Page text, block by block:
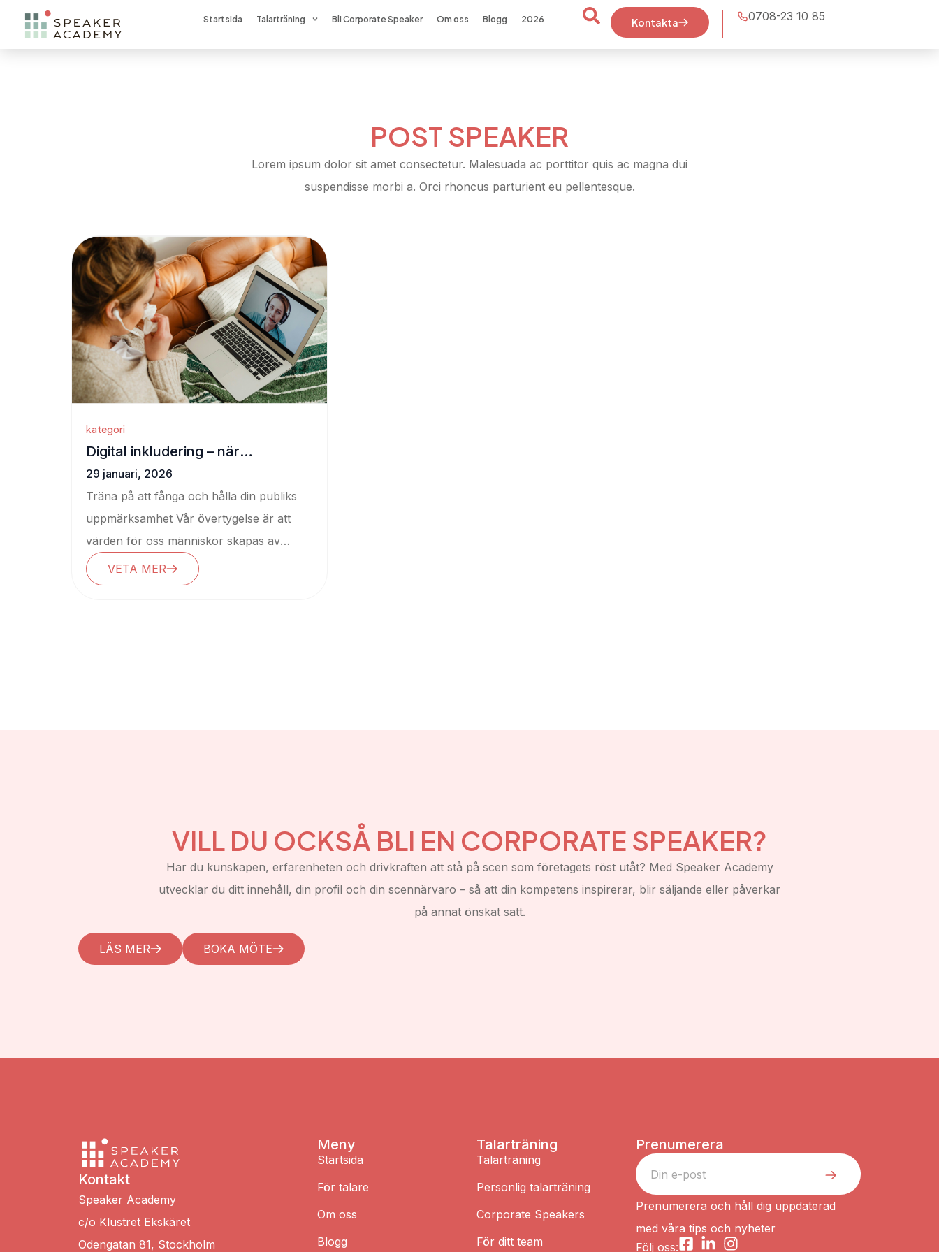
Startsida Talarträning Bli Corporate Speaker Om oss Blogg 2026 Kontakta 0708-23 10 85
POST SPEAKER
Lorem ipsum dolor sit amet consectetur. Malesuada ac porttitor quis ac magna dui
suspendisse morbi a. Orci rhoncus parturient eu pellentesque.
kategori
Digital inkludering – när
affärsnytta möter samhällsnytta
29 januari, 2026
Träna på att fånga och hålla din publiks
uppmärksamhet Vår övertygelse är att
värden för oss människor skapas av
nyfikenhet...
VETA MER
VILL DU OCKSÅ BLI EN CORPORATE SPEAKER?
Har du kunskapen, erfarenheten och drivkraften att stå på scen som företagets röst utåt? Med Speaker Academy
utvecklar du ditt innehåll, din profil och din scennärvaro – så att din kompetens inspirerar, blir säljande eller påverkar
på annat önskat sätt.
LÄS MER BOKA MÖTE
Kontakt
Speaker Academy
c/o Klustret Ekskäret
Odengatan 81, Stockholm
Meny
Startsida
För talare
Om oss
Blogg
Talarträning
Talarträning
Personlig talarträning
Corporate Speakers
För ditt team
Prenumerera
Prenumerera och håll dig uppdaterad
med våra tips och nyheter
Följ oss: